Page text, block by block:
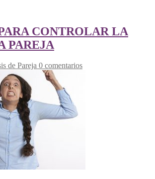
CONTROLAR LA
PAREJA
de Pareja 0 comentarios